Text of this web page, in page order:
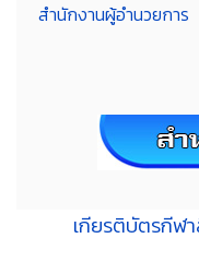
สำนักงานผู้อำนวยการ
เกียรติบัตรกีฬ